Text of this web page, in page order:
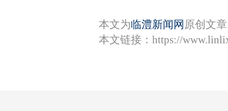
本文为临澧新闻网 原创文
本文链接： https://